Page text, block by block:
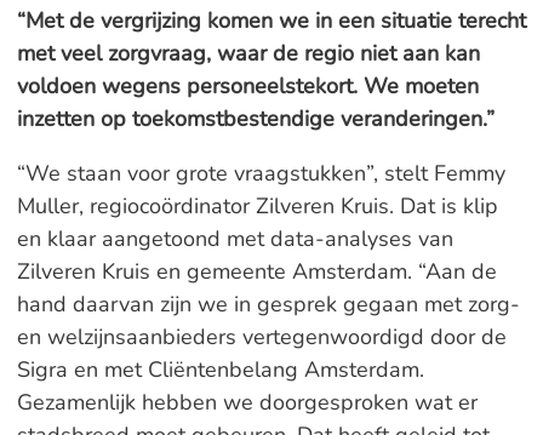
“Met de vergrijzing komen we in een situatie terecht
met veel zorgvraag, waar de regio niet aan kan
voldoen wegens personeelstekort. We moeten
inzetten op toekomstbestendige veranderingen.”
“We staan voor grote vraagstukken”, stelt Femmy
Muller, regiocoördinator Zilveren Kruis. Dat is klip
en klaar aangetoond met data-analyses van
Zilveren Kruis en gemeente Amsterdam. “Aan de
hand daarvan zijn we in gesprek gegaan met zorg-
en welzijnsaanbieders vertegenwoordigd door de
Sigra en met Cliëntenbelang Amsterdam.
Gezamenlijk hebben we doorgesproken wat er